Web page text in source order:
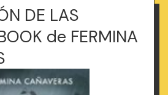
DE LAS
de FERMINA